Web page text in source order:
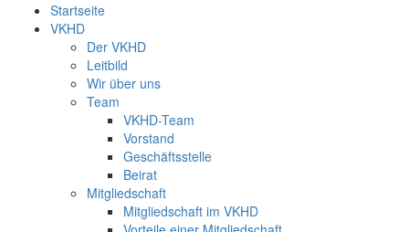
Startseite
VKHD
Der VKHD
Leitbild
Wir über uns
Team
VKHD-Team
Vorstand
Geschäftsstelle
Beirat
Mitgliedschaft
Mitgliedschaft im VKHD